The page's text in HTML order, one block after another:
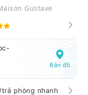
Gustave
Bản đồ
trả phòng nhanh